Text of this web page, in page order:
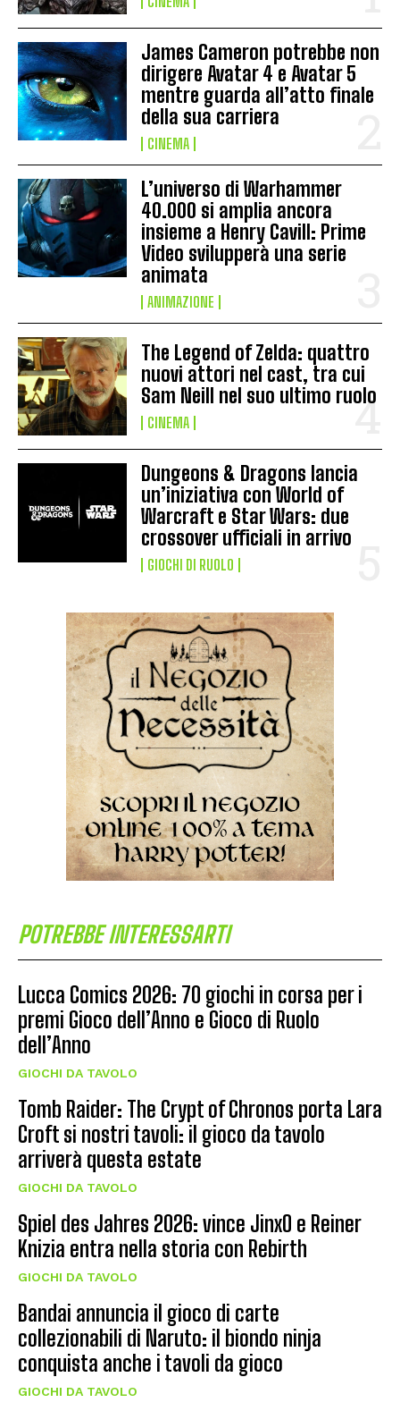
James Cameron potrebbe non
dirigere Avatar 4 e Avatar 5
mentre guarda all’atto finale
della sua carriera
CINEMA
L’universo di Warhammer
40.000 si amplia ancora
insieme a Henry Cavill: Prime
Video svilupperà una serie
animata
ANIMAZIONE
The Legend of Zelda: quattro
nuovi attori nel cast, tra cui
Sam Neill nel suo ultimo ruolo
CINEMA
Dungeons & Dragons lancia
un’iniziativa con World of
Warcraft e Star Wars: due
crossover ufficiali in arrivo
GIOCHI DI RUOLO
POTREBBE INTERESSARTI
Lucca Comics 2026: 70 giochi in corsa per i
premi Gioco dell’Anno e Gioco di Ruolo
dell’Anno
GIOCHI DA TAVOLO
Tomb Raider: The Crypt of Chronos porta Lara
Croft si nostri tavoli: il gioco da tavolo
arriverà questa estate
GIOCHI DA TAVOLO
Spiel des Jahres 2026: vince JinxO e Reiner
Knizia entra nella storia con Rebirth
GIOCHI DA TAVOLO
Bandai annuncia il gioco di carte
collezionabili di Naruto: il biondo ninja
conquista anche i tavoli da gioco
GIOCHI DA TAVOLO